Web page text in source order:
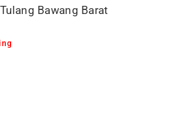
Bawang Barat